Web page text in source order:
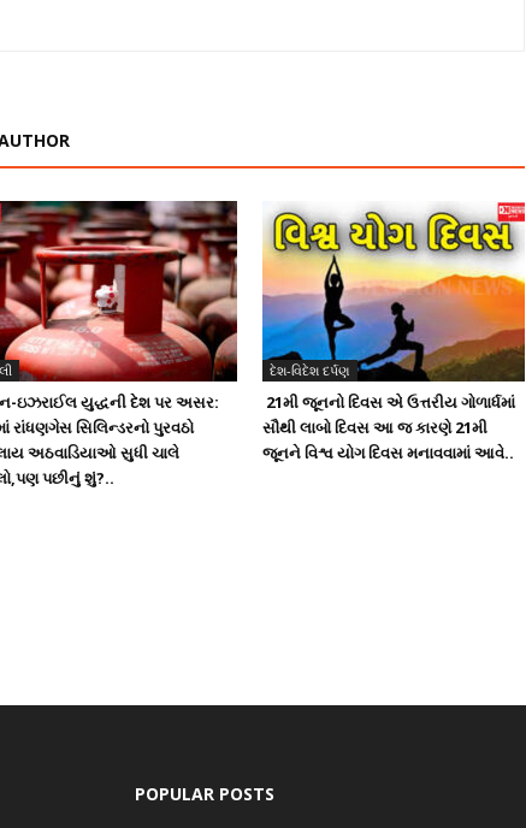
ઇઝરાઈલ યુદ્ધની દેશ પર અસર:
રાંધણગેસ સિલિન્ડરનો પુરવઠો
અઠવાડિયાઓ સુધી ચાલે
પછીનું શું?..
દેશ-વિદેશ દર્પણ
21મી જૂનનો દિવસ એ ઉત્તરીય ગોળાર્ધમાં
સૌથી લાબો દિવસ આ જ કારણે 21મી
જૂનને વિશ્વ યોગ દિવસ મનાવવામાં આવે..
POPULAR POSTS